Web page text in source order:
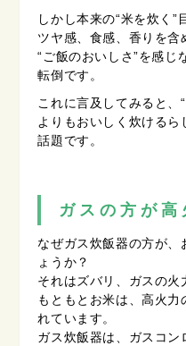
しかし本来の“米を炊く”
ツヤ感、食感、香りを含
“ご飯のおいしさ”を感じ
転倒です。
これに言及してみると、
よりもおいしく炊けるら
話題です。
ガスの方が高
なぜガス炊飯器の方が、
ょうか？
それはズバリ、ガスの火
もともとお米は、高火
れています。
ガス炊飯器は、ガスコン